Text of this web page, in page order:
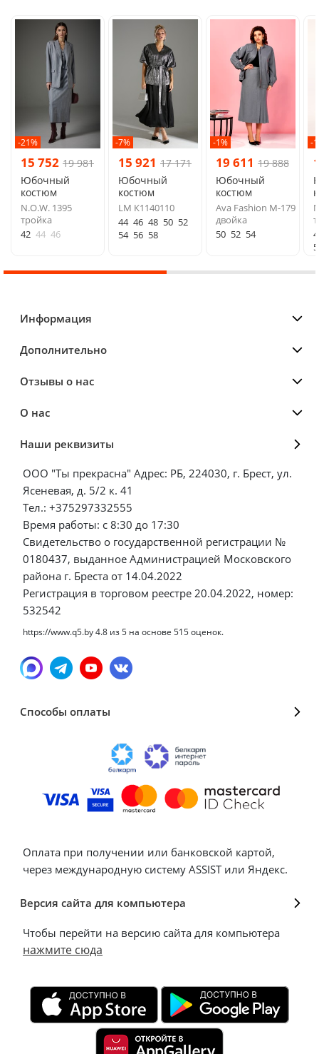
-21%
15 752 19 981
Юбочный
костюм
N.O.W. 1395
тройка
42 44 46
-7%
15 921 17 171
Юбочный
костюм
LM К1140110
44 46 48 50 52
54 56 58
-1%
19 611 19 888
Юбочный
костюм
Ava Fashion М-179
двойка
50 52 54
-
Информация
Дополнительно
Отзывы о нас
О нас
Наши реквизиты
ООО "Ты прекрасна" Адрес: РБ, 224030, г. Брест, ул.
Ясеневая, д. 5/2 к. 41
Тел.: +375297332555
Время работы: с 8:30 до 17:30
Свидетельство о государственной регистрации №
0180437, выданное Администрацией Московского
района г. Бреста от 14.04.2022
Регистрация в торговом реестре 20.04.2022, номер:
532542
https://www.q5.by4.8 из5 на основе 515оценок.
Способы оплаты
Оплата при получении или банковской картой,
через международную систему ASSIST или Яндекс.
Версия сайта для компьютера
Чтобы перейти на версию сайта для компьютера
нажмите сюда